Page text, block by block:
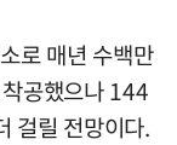
로 매년 수백만
공했으나 144
걸릴 전망이다.